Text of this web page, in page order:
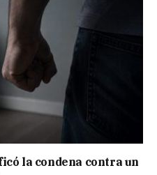
la condena contra un